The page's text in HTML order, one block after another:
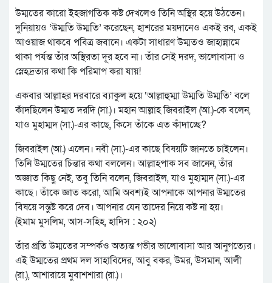
উম্মতের কারো ইহজাগতিক কষ্ট দেখলেও তিনি অস্থির হয়ে উঠতেন।
দুনিয়ায়ও ‘উম্মতি উম্মতি’ করেছেন, হাশরের ময়দানেও একই রব, একই
আওয়াজ থাকবে পবিত্র জবানে। একটা সাধারণ উম্মতও জাহান্নামে
থাকা পর্যন্ত তাঁর অস্থিরতা দূর হবে না। তাঁর সেই দরদ, ভালোবাসা ও
স্নেহদ্রতার কথা কি পরিমাপ করা যায়!
একবার আল্লাহর দরবারে ব্যাকুল হয়ে ‘আল্লাহুম্মা উম্মতি উম্মতি’ বলে
কাঁদছিলেন উম্মত দরদি (সা.)। মহান আল্লাহ জিবরাইল (আ.)-কে বলেন,
যাও মুহাম্মদ (সা.)-এর কাছে, কিসে তাঁকে এত কাঁদাচ্ছে?
জিবরাইল (আ.) এলেন। নবী (সা.)-এর কাছে বিষয়টি জানতে চাইলেন।
তিনি উম্মতের চিন্তার কথা বললেন। আল্লাহপাক সব জানেন, তাঁর
অজ্ঞাত কিছু নেই, তবু তিনি বলেন, জিবরাইল, যাও মুহাম্মদ (সা.)-এর
কাছে। তাঁকে জ্ঞাত করো, আমি অবশ্যই আপনাকে আপনার উম্মতের
বিষয়ে সন্তুষ্ট করে দেব। আপনার যেন তাদের নিয়ে কষ্ট না হয়।
(ইমাম মুসলিম, আস-সহিহ, হাদিস : ২০২)
তাঁর প্রতি উম্মতের সম্পর্কও অত্যন্ত গভীর ভালোবাসা আর আনুগত্যের।
এই উম্মতের প্রথম দল সাহাবিদের, আবু বকর, উমর, উসমান, আলী
(রা.), আশারায়ে মুবাশশারা (রা.)।